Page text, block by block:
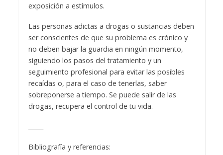
exposición a estímulos.
Las personas adictas a drogas o sustancias deben
ser conscientes de que su problema es crónico y
no deben bajar la guardia en ningún momento,
siguiendo los pasos del tratamiento y un
seguimiento profesional para evitar las posibles
recaídas o, para el caso de tenerlas, saber
sobreponerse a tiempo. Se puede salir de las
drogas, recupera el control de tu vida.
Bibliografía y referencias: